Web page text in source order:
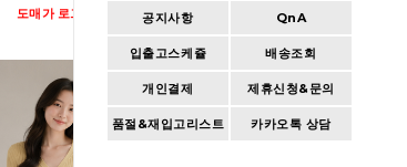
공지사항 QnA
입출고스케쥴 배송조회
개인결제 제휴신청&문의
품절&재입고리스트 카카오톡 상담
도매가 로그인